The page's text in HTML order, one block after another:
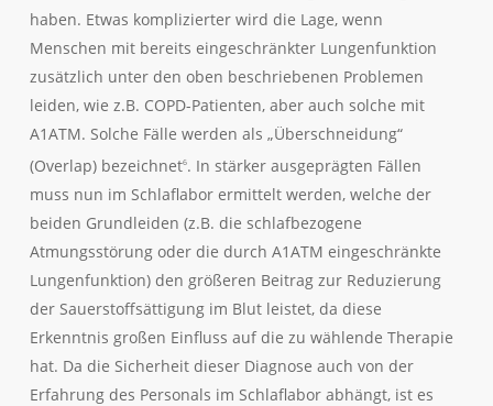
haben. Etwas komplizierter wird die Lage, wenn
Menschen mit bereits eingeschränkter Lungenfunktion
zusätzlich unter den oben beschriebenen Problemen
leiden, wie z.B. COPD-Patienten, aber auch solche mit
A1ATM. Solche Fälle werden als „Überschneidung“
(Overlap) bezeichnet6. In stärker ausgeprägten Fällen
muss nun im Schlaflabor ermittelt werden, welche der
beiden Grundleiden (z.B. die schlafbezogene
Atmungsstörung oder die durch A1ATM eingeschränkte
Lungenfunktion) den größeren Beitrag zur Reduzierung
der Sauerstoffsättigung im Blut leistet, da diese
Erkenntnis großen Einfluss auf die zu wählende Therapie
hat. Da die Sicherheit dieser Diagnose auch von der
Erfahrung des Personals im Schlaflabor abhängt, ist es